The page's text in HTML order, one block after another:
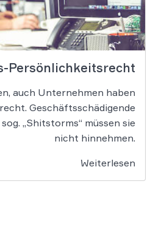
Persönlichkeitsrecht
auch Unternehmen haben
Geschäftsschädigende
„Shitstorms“ müssen sie
nicht hinnehmen.
Weiterlesen